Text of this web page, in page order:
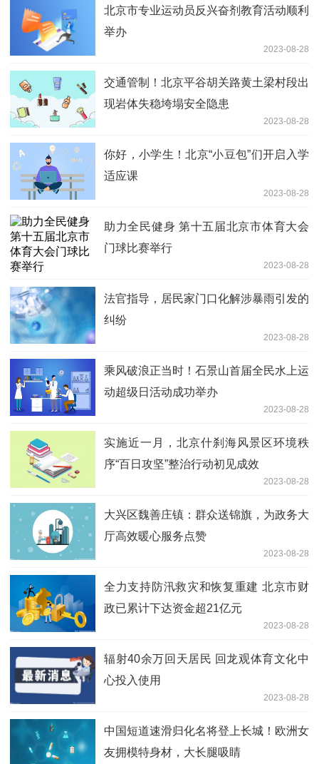
北京市专业运动员反兴奋剂教育活动顺利
举办
2023-08-28
交通管制！北京平谷胡关路黄土梁村段出
现岩体失稳垮塌安全隐患
2023-08-28
你好，小学生！北京“小豆包”们开启入学
适应课
2023-08-28
助力全民健身 第十五届北京市体育大会
门球比赛举行
2023-08-28
法官指导，居民家门口化解涉暴雨引发的
纠纷
2023-08-28
乘风破浪正当时！石景山首届全民水上运
动超级日活动成功举办
2023-08-28
实施近一月，北京什刹海风景区环境秩
序“百日攻坚”整治行动初见成效
2023-08-28
大兴区魏善庄镇：群众送锦旗，为政务大
厅高效暖心服务点赞
2023-08-28
全力支持防汛救灾和恢复重建 北京市财
政已累计下达资金超21亿元
2023-08-28
辐射40余万回天居民 回龙观体育文化中
心投入使用
2023-08-28
中国短道速滑归化名将登上长城！欧洲女
友拥模特身材，大长腿吸睛